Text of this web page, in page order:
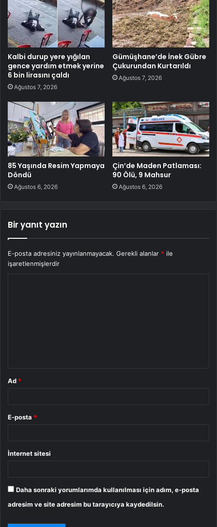
Kalbi durup yere yığılan
gence yardım etmek yerine
6 bin lirasını çaldı
Ağustos 7, 2026
Gümüşhane’de İnek Gübre
Çukurundan Kurtarıldı
Ağustos 7, 2026
85 Yaşında Resim Yapmaya
Döndü
Ağustos 6, 2026
Çin’de Maden Patlaması:
90 Ölü, 9 Mahsur
Ağustos 6, 2026
Bir yanıt yazın
E-posta adresiniz yayınlanmayacak. Gerekli alanlar * ile
işaretlenmişlerdir
Ad *
E-posta *
İnternet sitesi
Daha sonraki yorumlarımda kullanılması için adım, e-posta
adresim ve site adresim bu tarayıcıya kaydedilsin.